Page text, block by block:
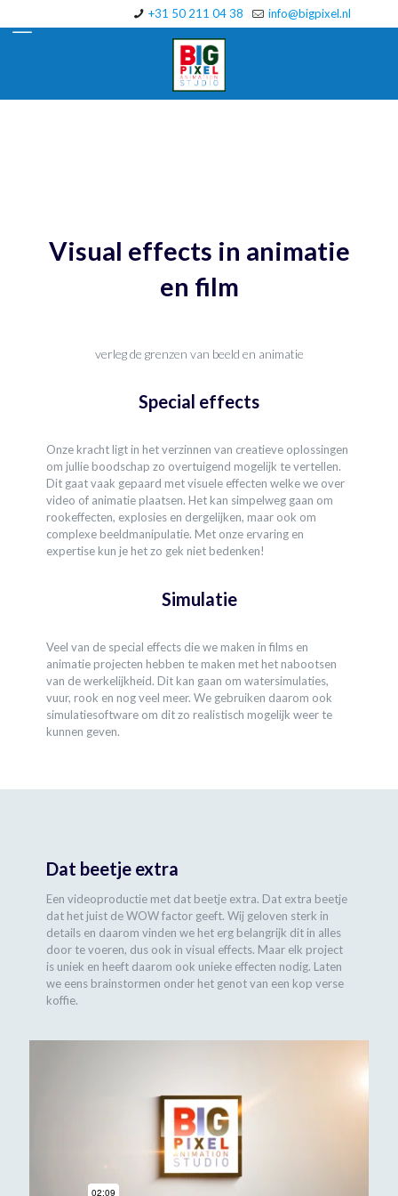
+31 50 211 04 38 info@bigpixel.nl
Visual effects in animatie
en film
verleg de grenzen van beeld en animatie
Special effects
Onze kracht ligt in het verzinnen van creatieve oplossingen
om jullie boodschap zo overtuigend mogelijk te vertellen.
Dit gaat vaak gepaard met visuele effecten welke we over
video of animatie plaatsen. Het kan simpelweg gaan om
rookeffecten, explosies en dergelijken, maar ook om
complexe beeldmanipulatie. Met onze ervaring en
expertise kun je het zo gek niet bedenken!
Simulatie
Veel van de special effects die we maken in films en
animatie projecten hebben te maken met het nabootsen
van de werkelijkheid. Dit kan gaan om watersimulaties,
vuur, rook en nog veel meer. We gebruiken daarom ook
simulatiesoftware om dit zo realistisch mogelijk weer te
kunnen geven.
Dat beetje extra
Een videoproductie met dat beetje extra. Dat extra beetje
dat het juist de WOW factor geeft. Wij geloven sterk in
details en daarom vinden we het erg belangrijk dit in alles
door te voeren, dus ook in visual effects. Maar elk project
is uniek en heeft daarom ook unieke effecten nodig. Laten
we eens brainstormen onder het genot van een kop verse
koffie.